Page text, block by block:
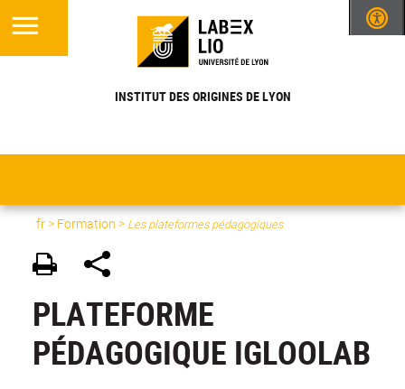
INSTITUT DES ORIGINES DE LYON
fr > Formation > Les plateformes pédagogiques
PLATEFORME
PÉDAGOGIQUE IGLOOLAB